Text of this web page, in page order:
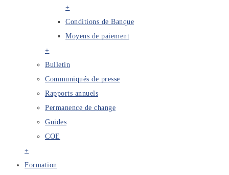
+
Conditions de Banque
Moyens de paiement
+
Bulletin
Communiqués de presse
Rapports annuels
Permanence de change
Guides
COE
+
Formation